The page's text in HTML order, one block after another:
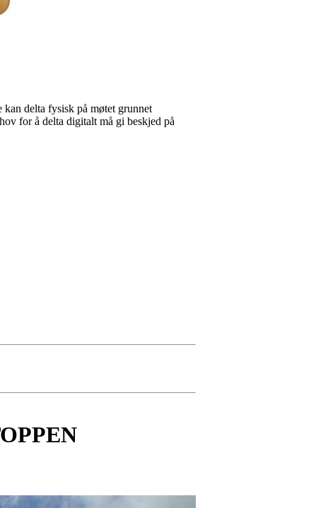
kan delta fysisk på møtet grunnet
for å delta digitalt må gi beskjed på